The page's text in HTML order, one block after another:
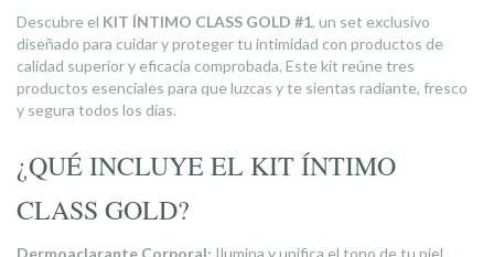
Descubre el KIT ÍNTIMO CLASS GOLD #1, un set exclusivo
diseñado para cuidar y proteger tu intimidad con productos de
calidad superior y eficacia comprobada. Este kit reúne tres
productos esenciales para que luzcas y te sientas radiante, fresco
y segura todos los días.
¿QUÉ INCLUYE EL KIT ÍNTIMO
CLASS GOLD?
Dermoaclarante Corporal: Ilumina y unifica el tono de tu piel,